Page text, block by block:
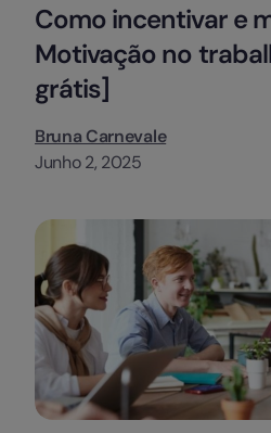
Como incentivar e
Motivação no
grátis]
Bruna Carnevale
Junho 2, 2025